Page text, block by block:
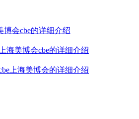
博会cbe的详细介绍
海美博会cbe的详细介绍
上海美博会的详细介绍